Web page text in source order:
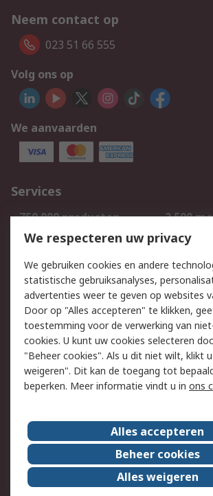
Neem contact op
023 51 66 555
Volg ons op
We aanvaarden
Services
750.000 producten
2.500
Bestellen
Track & Trace
Wettelijk
Cookiebeleid
Email
Privacybeleid
Algemene
verkoopvoorwaarden
Over RS
RS Group
Over ons
RS wereldwijd
Werken
ESG
We respecteren uw privacy
We gebruiken cookies en andere
statistische gebruiksanalyses,
advertenties weer te geven op websites
Door op "Alles accepteren" te klikken,
toestemming voor de verwerking van
cookies. U kunt uw cookies selecteren
"Beheer cookies". Als u dit niet wilt, klikt
weigeren". Dit kan de toegang tot
beperken. Meer informatie vindt u in ons
Alles accepteren
Beheer cookies
Alles weigeren